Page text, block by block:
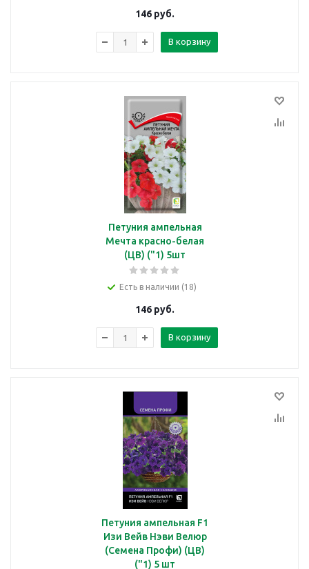
146 руб.
В корзину
Петуния ампельная
Мечта красно-белая
(ЦВ) ("1) 5шт
Есть в наличии (18)
146 руб.
В корзину
Петуния ампельная F1
Изи Вейв Нэви Велюр
(Семена Профи) (ЦВ)
("1) 5 шт